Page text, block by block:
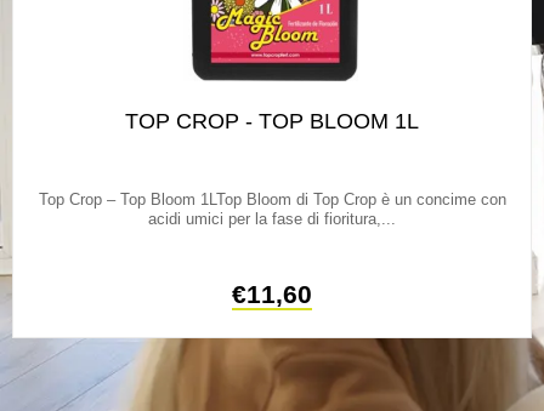
TOP CROP - TOP BLOOM 1L
Top Crop – Top Bloom 1LTop Bloom di Top Crop è un concime con
acidi umici per la fase di fioritura,...
€11,60